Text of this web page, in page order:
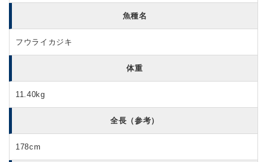
魚種名
フウライカジキ
体重
11.40kg
全長（参考）
178cm